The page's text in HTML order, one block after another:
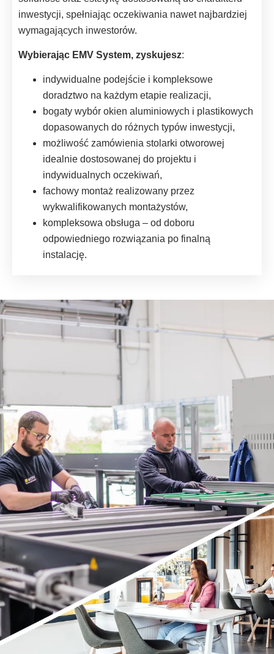
inwestycji, spełniając oczekiwania nawet najbardziej
wymagających inwestorów.
Wybierając EMV System, zyskujesz:
indywidualne podejście i kompleksowe
doradztwo na każdym etapie realizacji,
bogaty wybór okien aluminiowych i plastikowych
dopasowanych do różnych typów inwestycji,
możliwość zamówienia stolarki otworowej
idealnie dostosowanej do projektu i
indywidualnych oczekiwań,
fachowy montaż realizowany przez
wykwalifikowanych montażystów,
kompleksowa obsługa – od doboru
odpowiedniego rozwiązania po finalną
instalację.